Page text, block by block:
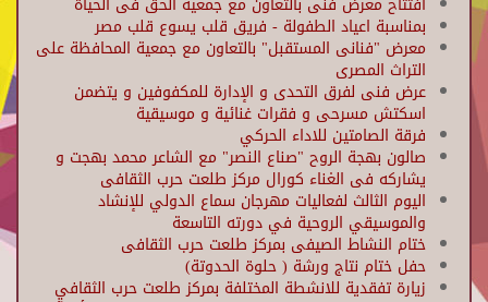
بمناسبة اعياد الطفولة - فريق قلب يسوع قلب مصر
معرض "فنانى المستقبل" بالتعاون مع جمعية المحافظة على
التراث المصرى
عرض فنى لفرق التحدى و الإدارة للمكفوفين و يتضمن
اسكتش مسرحى و فقرات غنائية و موسيقية
فرقة الصامتين للاداء الحركي
صالون بهجة الروح "صناع النصر" مع الشاعر محمد بهجت و
يشاركه فى الغناء كورال مركز طلعت حرب الثقافى
اليوم الثالث لفعاليات مهرجان سماع الدولي للإنشاد
والموسيقي الروحية في دورته التاسعة
ختام النشاط الصيفى بمركز طلعت حرب الثقافى
حفل ختام نتاج ورشة ( حلوة الحدوتة)
زيارة تفقدية للانشطة المختلفة بمركز طلعت حرب الثقافي